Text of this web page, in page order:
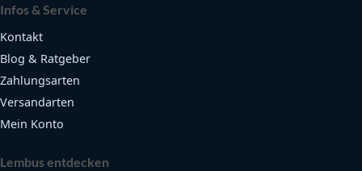
Infos & Service
Kontakt
Blog & Ratgeber
Zahlungsarten
Versandarten
Mein Konto
Lembus entdecken